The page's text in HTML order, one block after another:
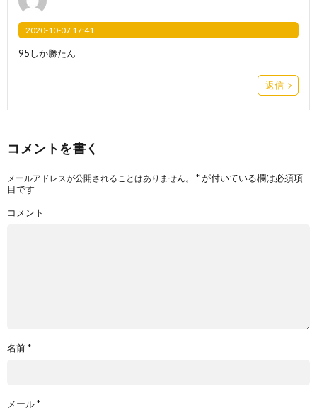
2020-10-07 17:41
95しか勝たん
返信
コメントを書く
メールアドレスが公開されることはありません。 *が付いている欄は必須項
目です
コメント
名前*
メール*